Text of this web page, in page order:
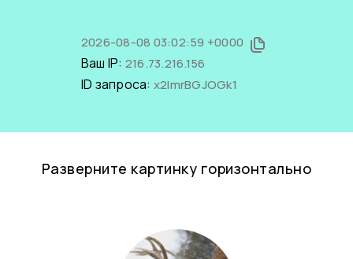
2026-08-08 03:02:59 +0000
Ваш IP: 216.73.216.156
ID запроса: x2ImrBGJOGk1
Разверните картинку горизонтально